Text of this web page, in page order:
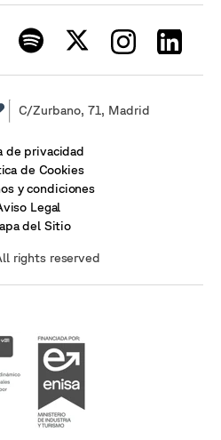
C/Zurbano, 71, Madrid
de privacidad
de Cookies
y condiciones
Legal
del Sitio
rights reserved